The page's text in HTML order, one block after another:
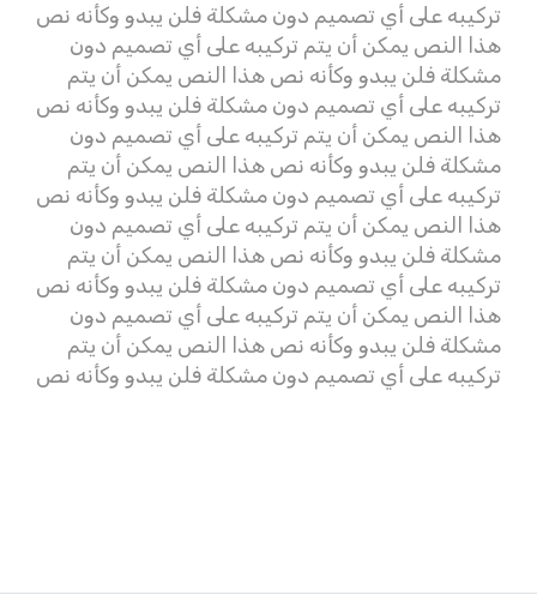
تركيبه على أي تصميم دون مشكلة فلن يبدو وكأنه نص
هذا النص يمكن أن يتم تركيبه على أي تصميم دون
مشكلة فلن يبدو وكأنه نص هذا النص يمكن أن يتم
تركيبه على أي تصميم دون مشكلة فلن يبدو وكأنه نص
هذا النص يمكن أن يتم تركيبه على أي تصميم دون
مشكلة فلن يبدو وكأنه نص هذا النص يمكن أن يتم
تركيبه على أي تصميم دون مشكلة فلن يبدو وكأنه نص
هذا النص يمكن أن يتم تركيبه على أي تصميم دون
مشكلة فلن يبدو وكأنه نص هذا النص يمكن أن يتم
تركيبه على أي تصميم دون مشكلة فلن يبدو وكأنه نص
هذا النص يمكن أن يتم تركيبه على أي تصميم دون
مشكلة فلن يبدو وكأنه نص هذا النص يمكن أن يتم
تركيبه على أي تصميم دون مشكلة فلن يبدو وكأنه نص